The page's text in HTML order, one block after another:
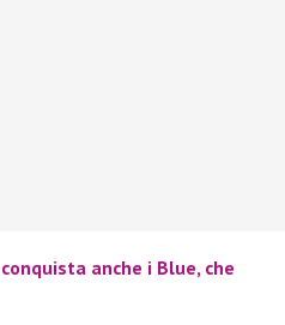
anche i Blue, che